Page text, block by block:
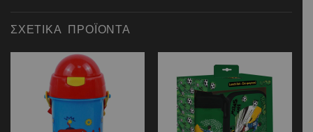
ΣΧΕΤΙΚΆ ΠΡΟΪΌΝΤΑ
wishlist
Add to
wishlist